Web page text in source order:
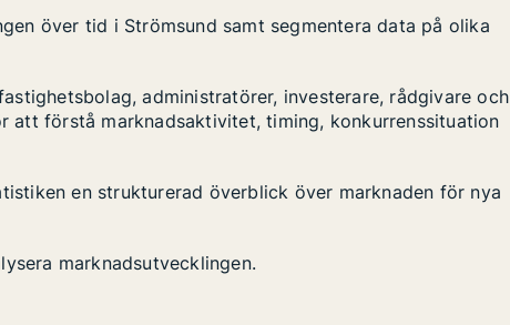
över tid i Strömsund samt segmentera data på olika
administratörer, investerare, rådgivare och
förstå marknadsaktivitet, timing, konkurrenssituation
en strukturerad överblick över marknaden för nya
marknadsutvecklingen.